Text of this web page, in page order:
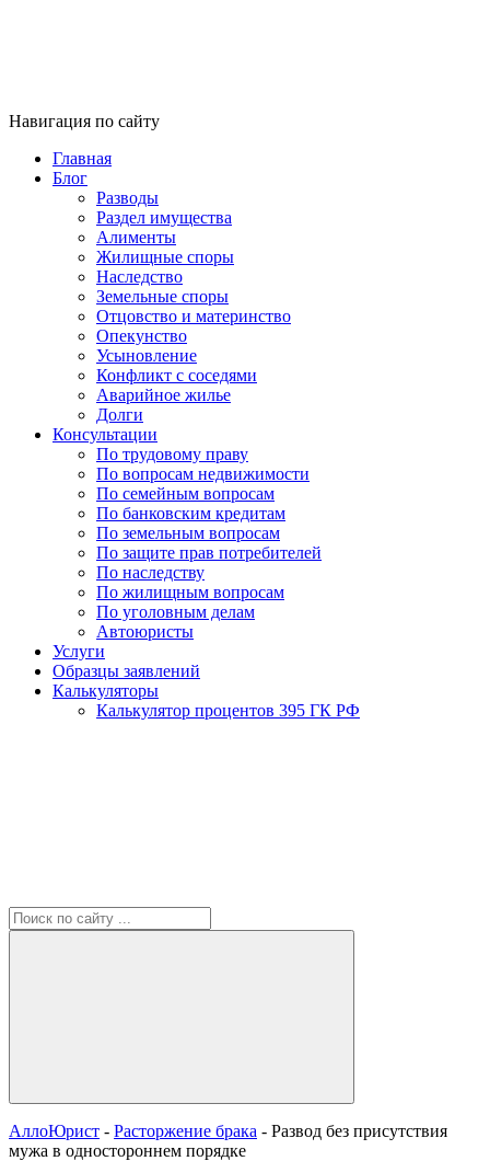
Навигация по сайту
Главная
Блог
Разводы
Раздел имущества
Алименты
Жилищные споры
Наследство
Земельные споры
Отцовство и материнство
Опекунство
Усыновление
Конфликт с соседями
Аварийное жилье
Долги
Консультации
По трудовому праву
По вопросам недвижимости
По семейным вопросам
По банковским кредитам
По земельным вопросам
По защите прав потребителей
По наследству
По жилищным вопросам
По уголовным делам
Автоюристы
Услуги
Образцы заявлений
Калькуляторы
Калькулятор процентов 395 ГК РФ
АллоЮрист - Расторжение брака - Развод без присутствия
мужа в одностороннем порядке